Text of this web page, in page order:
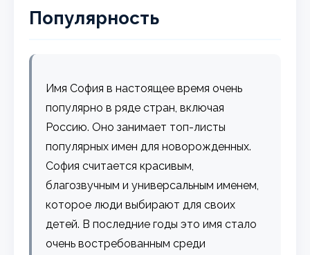
Популярность
Имя София в настоящее время очень
популярно в ряде стран, включая
Россию. Оно занимает топ-листы
популярных имен для новорожденных.
София считается красивым,
благозвучным и универсальным именем,
которое люди выбирают для своих
детей. В последние годы это имя стало
очень востребованным среди